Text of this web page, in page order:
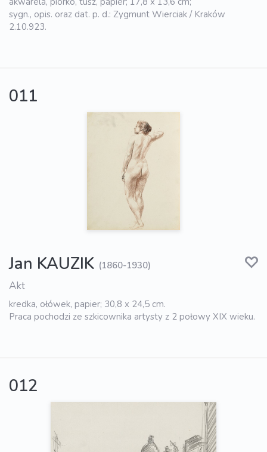
sygn., opis. oraz dat. p. d.: Zygmunt Wierciak / Kraków
2.10.923.
011
Jan KAUZIK (1860-1930)
Akt
kredka, ołówek, papier; 30,8 x 24,5 cm.
Praca pochodzi ze szkicownika artysty z 2 połowy XIX wieku.
012